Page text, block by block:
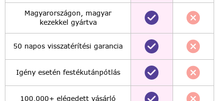
Magyarországon, magyar
kezekkel gyártva
50 napos visszatérítési garancia
Igény esetén festékutánpótlás
100,000+ elégedett vásárló